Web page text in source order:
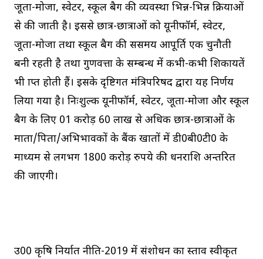
जूता-मोजा, स्वेटर, स्कूल बैग की व्यवस्था भिन्न-भिन्न प्रक्रियाओं
से की जाती है। इससे छात्र-छात्राओं को यूनीफॉर्म, स्वेटर,
जूता-मोजा तथा स्कूल बैग की ससमय आपूर्ति एक चुनौती
बनी रहती है तथा गुणवत्ता के सम्बन्ध में कभी-कभी शिकायतें
भी प्राप्त होती हैं। इसके दृष्टिगत मंत्रिपरिषद द्वारा यह निर्णय
लिया गया है। निःशुल्क यूनीफॉर्म, स्वेटर, जूता-मोजा और स्कूल
बैग के लिए 01 करोड़ 60 लाख से अधिक छात्र-छात्राओं के
माता/पिता/अभिभावकों के बैंक खातों में डी0बी0टी0 के
माध्यम से लगभग 1800 करोड़ रुपये की धनराशि अन्तरित
की जाएगी।
उ0प्र0 कृषि निर्यात नीति-2019 में संशोधन का प्रस्ताव स्वीकृत